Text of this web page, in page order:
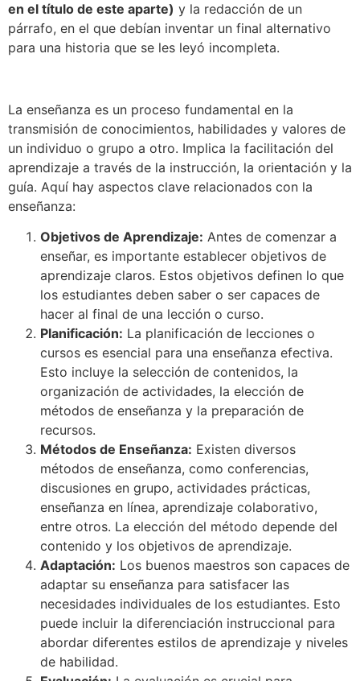
en el título de este aparte) y la redacción de un
párrafo, en el que debían inventar un final alternativo
para una historia que se les leyó incompleta.
La enseñanza es un proceso fundamental en la
transmisión de conocimientos, habilidades y valores de
un individuo o grupo a otro. Implica la facilitación del
aprendizaje a través de la instrucción, la orientación y la
guía. Aquí hay aspectos clave relacionados con la
enseñanza:
Objetivos de Aprendizaje: Antes de comenzar a
enseñar, es importante establecer objetivos de
aprendizaje claros. Estos objetivos definen lo que
los estudiantes deben saber o ser capaces de
hacer al final de una lección o curso.
Planificación: La planificación de lecciones o
cursos es esencial para una enseñanza efectiva.
Esto incluye la selección de contenidos, la
organización de actividades, la elección de
métodos de enseñanza y la preparación de
recursos.
Métodos de Enseñanza: Existen diversos
métodos de enseñanza, como conferencias,
discusiones en grupo, actividades prácticas,
enseñanza en línea, aprendizaje colaborativo,
entre otros. La elección del método depende del
contenido y los objetivos de aprendizaje.
Adaptación: Los buenos maestros son capaces de
adaptar su enseñanza para satisfacer las
necesidades individuales de los estudiantes. Esto
puede incluir la diferenciación instruccional para
abordar diferentes estilos de aprendizaje y niveles
de habilidad.